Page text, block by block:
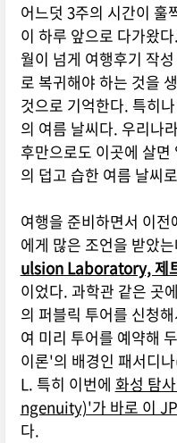
어느덧 3주의 시간이 훌
이 하루 앞으로 다가왔
월이 넘게 여행후기 작
로 복귀해야 하는 것을
것으로 기억한다. 특히
의 여름 날씨다. 우리나
후만으로도 이곳에 살
의 덥고 습한 여름 날씨
여행을 준비하면서 이
에게 많은 조언을 받았
ulsion Laboratory, 제
이었다. 과학관 같은 곳
의 퍼블릭 투어를 신청
여 미리 투어를 예약해
이론'의 배경인 패서디
L. 특히 이번에 화성 탐
ngenuity)'가 바로 이
다.